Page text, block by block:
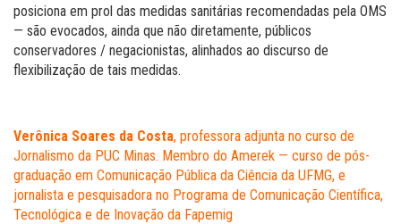
posiciona em prol das medidas sanitárias recomendadas pela OMS
— são evocados, ainda que não diretamente, públicos
conservadores / negacionistas, alinhados ao discurso de
flexibilização de tais medidas.
Verônica Soares da Costa, professora adjunta no curso de
Jornalismo da PUC Minas. Membro do Amerek — curso de pós-
graduação em Comunicação Pública da Ciência da UFMG, e
jornalista e pesquisadora no Programa de Comunicação Científica,
Tecnológica e de Inovação da Fapemig